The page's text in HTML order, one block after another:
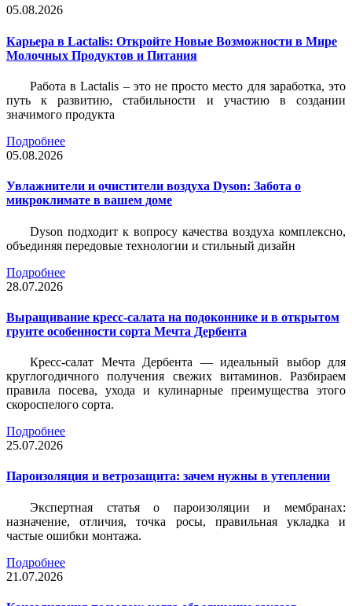
05.08.2026
Карьера в Lactalis: Откройте Новые Возможности в Мире
Молочных Продуктов и Питания
Работа в Lactalis – это не просто место для заработка, это
путь к развитию, стабильности и участию в создании
значимого продукта
Подробнее
05.08.2026
Увлажнители и очистители воздуха Dyson: Забота о
микроклимате в вашем доме
Dyson подходит к вопросу качества воздуха комплексно,
объединяя передовые технологии и стильный дизайн
Подробнее
28.07.2026
Выращивание кресс-салата на подоконнике и в открытом
грунте особенности сорта Мечта Дербента
Кресс-салат Мечта Дербента — идеальный выбор для
круглогодичного получения свежих витаминов. Разбираем
правила посева, ухода и кулинарные преимущества этого
скороспелого сорта.
Подробнее
25.07.2026
Пароизоляция и ветрозащита: зачем нужны в утеплении
Экспертная статья о пароизоляции и мембранах:
назначение, отличия, точка росы, правильная укладка и
частые ошибки монтажа.
Подробнее
21.07.2026